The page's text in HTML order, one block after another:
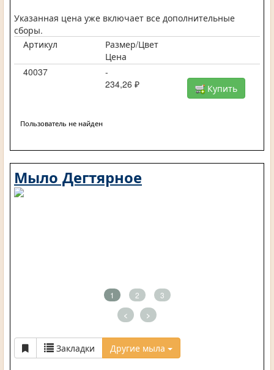
Указанная цена уже включает все дополнительные
сборы.
Артикул
Размер/Цвет
Цена
40037
-
234,26 ₽
Купить
Пользователь не найден
Мыло Дегтярное
1 2 3
< >
Закладки Другие мыла